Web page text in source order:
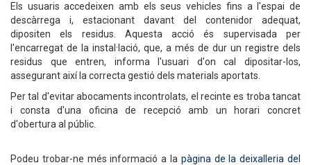
Els usuaris accedeixen amb els seus vehicles fins a l'espai de
descàrrega i, estacionant davant del contenidor adequat,
dipositen els residus. Aquesta acció és supervisada per
l'encarregat de la instal·lació, que, a més de dur un registre dels
residus que entren, informa l'usuari d'on cal dipositar-los,
assegurant així la correcta gestió dels materials aportats.
Per tal d'evitar abocaments incontrolats, el recinte es troba tancat
i consta d'una oficina de recepció amb un horari concret
d'obertura al públic.
Podeu trobar-ne més informació a la pàgina de la deixalleria del